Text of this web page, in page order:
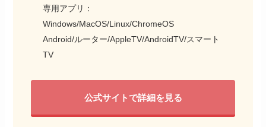
専用アプリ：
Windows/MacOS/Linux/ChromeOS
Android/ルーター/AppleTV/AndroidTV/スマート
TV
公式サイトで詳細を見る